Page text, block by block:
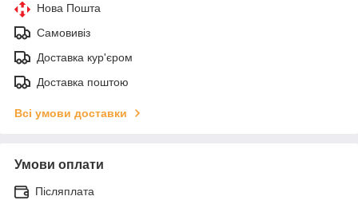
Нова Пошта
Самовивіз
Доставка кур'єром
Доставка поштою
Всі умови доставки
Умови оплати
Післяплата